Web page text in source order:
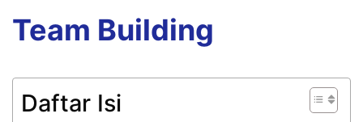
Team Building
Daftar Isi